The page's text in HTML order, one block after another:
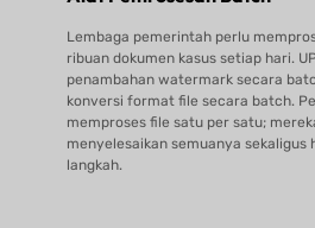
Lembaga pemerintah perlu
ribuan dokumen kasus setiap hari.
penambahan watermark secara
konversi format file secara batch.
memproses file satu per satu;
menyelesaikan semuanya sekaligus
langkah.